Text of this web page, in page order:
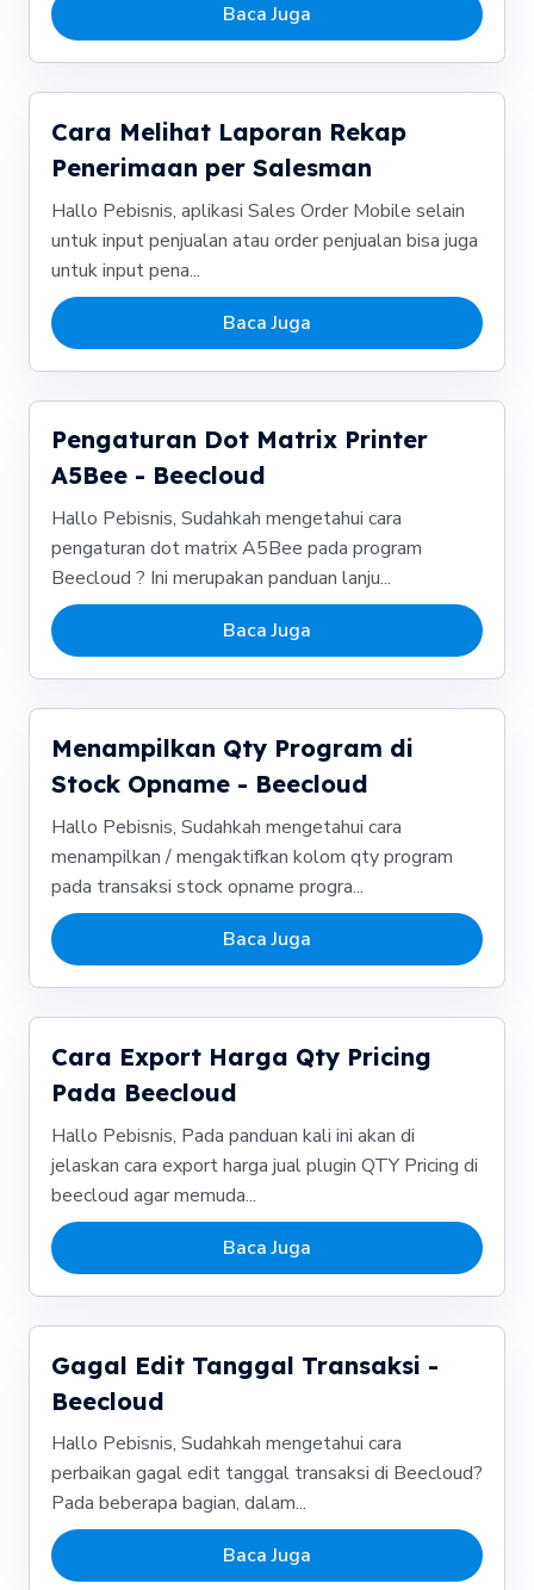
Baca Juga
Cara Melihat Laporan Rekap
Penerimaan per Salesman
Hallo Pebisnis, aplikasi Sales Order Mobile selain
untuk input penjualan atau order penjualan bisa juga
untuk input pena...
Baca Juga
Pengaturan Dot Matrix Printer
A5Bee - Beecloud
Hallo Pebisnis, Sudahkah mengetahui cara
pengaturan dot matrix A5Bee pada program
Beecloud ? Ini merupakan panduan lanju...
Baca Juga
Menampilkan Qty Program di
Stock Opname - Beecloud
Hallo Pebisnis, Sudahkah mengetahui cara
menampilkan / mengaktifkan kolom qty program
pada transaksi stock opname progra...
Baca Juga
Cara Export Harga Qty Pricing
Pada Beecloud
Hallo Pebisnis, Pada panduan kali ini akan di
jelaskan cara export harga jual plugin QTY Pricing di
beecloud agar memuda...
Baca Juga
Gagal Edit Tanggal Transaksi -
Beecloud
Hallo Pebisnis, Sudahkah mengetahui cara
perbaikan gagal edit tanggal transaksi di Beecloud?
Pada beberapa bagian, dalam...
Baca Juga